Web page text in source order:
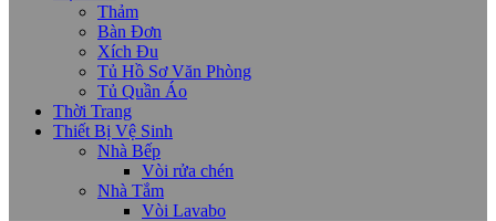
Thảm
Bàn Đơn
Xích Đu
Tủ Hồ Sơ Văn Phòng
Tủ Quần Áo
Thời Trang
Thiết Bị Vệ Sinh
Nhà Bếp
Vòi rửa chén
Nhà Tắm
Vòi Lavabo